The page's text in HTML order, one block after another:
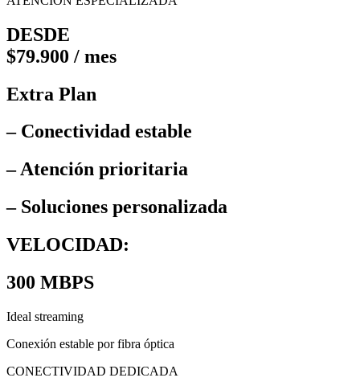
DESDE
$79.900 / mes
Extra Plan
– Conectividad estable
– Atención prioritaria
– Soluciones personalizada
VELOCIDAD:
300 MBPS
Ideal streaming
Conexión estable por fibra óptica
CONECTIVIDAD DEDICADA